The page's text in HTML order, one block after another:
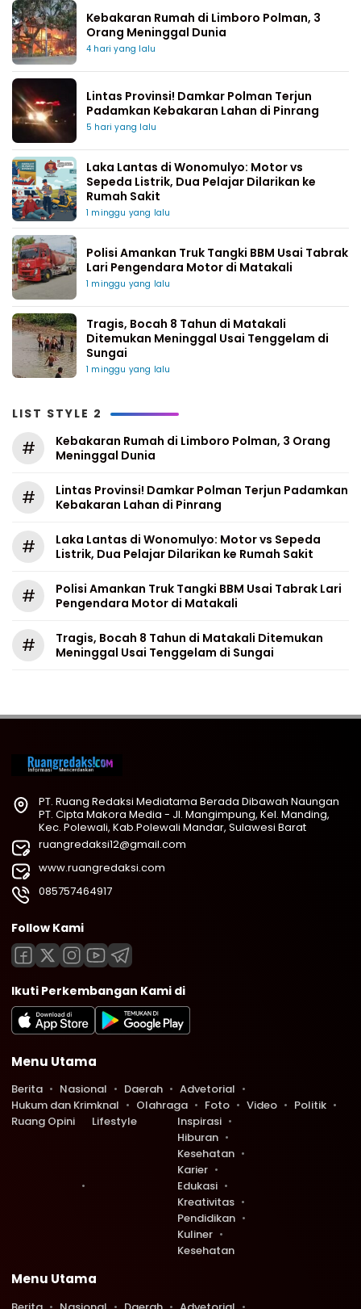
Kebakaran Rumah di Limboro Polman, 3
Orang Meninggal Dunia
4 hari yang lalu
Lintas Provinsi! Damkar Polman Terjun
Padamkan Kebakaran Lahan di Pinrang
5 hari yang lalu
Laka Lantas di Wonomulyo: Motor vs
Sepeda Listrik, Dua Pelajar Dilarikan ke
Rumah Sakit
1 minggu yang lalu
Polisi Amankan Truk Tangki BBM Usai Tabrak
Lari Pengendara Motor di Matakali
1 minggu yang lalu
Tragis, Bocah 8 Tahun di Matakali
Ditemukan Meninggal Usai Tenggelam di
Sungai
1 minggu yang lalu
LIST STYLE 2
#
Kebakaran Rumah di Limboro Polman, 3 Orang
Meninggal Dunia
#
Lintas Provinsi! Damkar Polman Terjun Padamkan
Kebakaran Lahan di Pinrang
#
Laka Lantas di Wonomulyo: Motor vs Sepeda
Listrik, Dua Pelajar Dilarikan ke Rumah Sakit
#
Polisi Amankan Truk Tangki BBM Usai Tabrak Lari
Pengendara Motor di Matakali
#
Tragis, Bocah 8 Tahun di Matakali Ditemukan
Meninggal Usai Tenggelam di Sungai
PT. Ruang Redaksi Mediatama Berada Dibawah Naungan
PT. Cipta Makora Media - Jl. Mangimpung, Kel. Manding,
Kec. Polewali, Kab.Polewali Mandar, Sulawesi Barat
ruangredaksi12@gmail.com
www.ruangredaksi.com
085757464917
Follow Kami
Ikuti Perkembangan Kami di
Menu Utama
Berita Nasional Daerah
Advetorial
Hukum dan Krimknal
Olahraga Foto Video
Politik
Ruang Opini
Lifestyle
Inspirasi
Hiburan
Kesehatan
Karier
Edukasi
Kreativitas
Pendidikan
Kuliner
Kesehatan
Menu Utama